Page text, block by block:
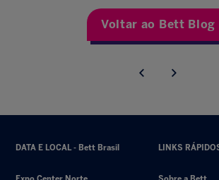
Voltar ao Bett Blog
DATA E LOCAL - Bett Brasil LINKS